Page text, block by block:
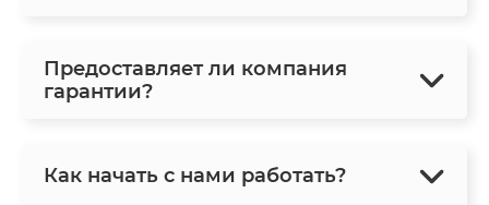
Предоставляет ли компания
гарантии?
Как начать с нами работать?